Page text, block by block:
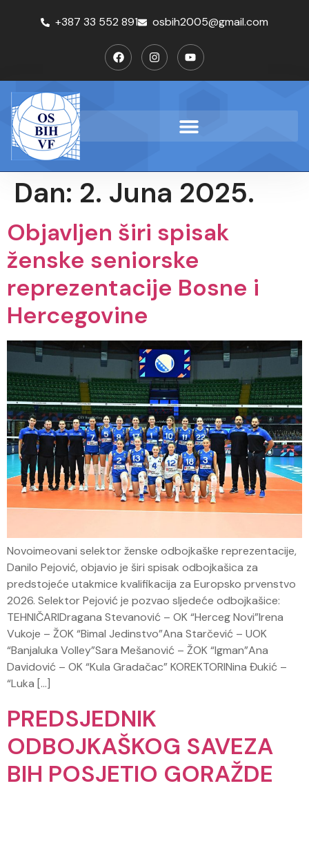
+387 33 552 891 osbih2005@gmail.com
Dan: 2. Juna 2025.
Objavljen širi spisak
ženske seniorske
reprezentacije Bosne i
Hercegovine
Novoimeovani selektor ženske odbojkaške reprezentacije,
Danilo Pejović, objavio je širi spisak odbojkašica za
predstojeće utakmice kvalifikacija za Europsko prvenstvo
2026. Selektor Pejović je pozvao sljedeće odbojkašice:
TEHNIČARIDragana Stevanović – OK “Herceg Novi”Irena
Vukoje – ŽOK “Bimal Jedinstvo”Ana Starčević – UOK
“Banjaluka Volley”Sara Mešanović – ŽOK “Igman”Ana
Davidović – OK “Kula Gradačac” KOREKTORINina Đukić –
“Luka […]
PREDSJEDNIK
ODBOJKAŠKOG SAVEZA
BIH POSJETIO GORAŽDE